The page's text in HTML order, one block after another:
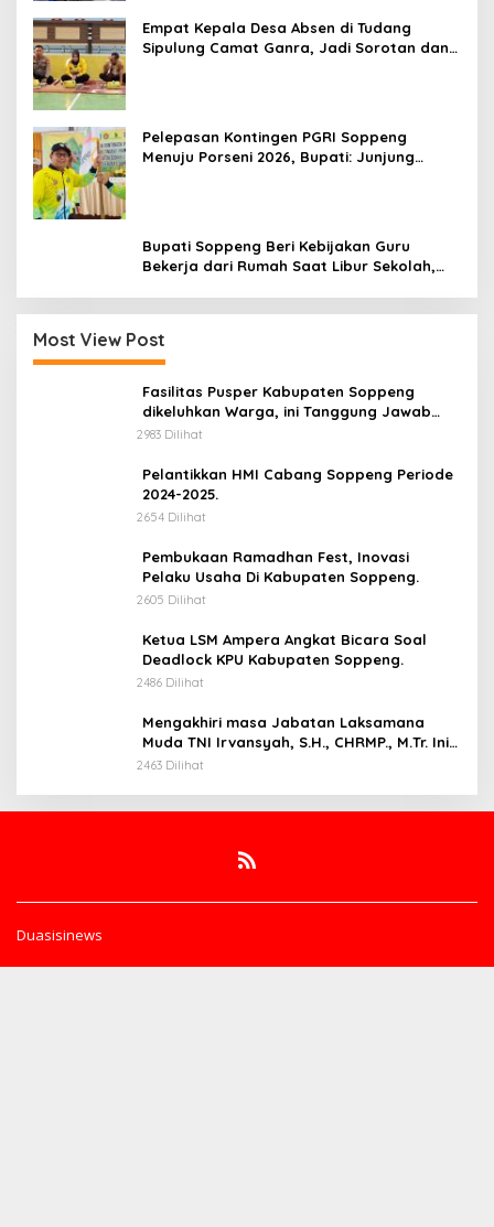
Empat Kepala Desa Absen di Tudang
Sipulung Camat Ganra, Jadi Sorotan dan
Pelepasan Kontingen PGRI Soppeng
Menuju Porseni 2026, Bupati: Junjung
Bupati Soppeng Beri Kebijakan Guru
Bekerja dari Rumah Saat Libur Sekolah,
Most View Post
Fasilitas Pusper Kabupaten Soppeng
dikeluhkan Warga, ini Tanggung Jawab
Siapa.
2983 Dilihat
Pelantikkan HMI Cabang Soppeng Periode
2024-2025.
2654 Dilihat
Pembukaan Ramadhan Fest, Inovasi
Pelaku Usaha Di Kabupaten Soppeng.
2605 Dilihat
Ketua LSM Ampera Angkat Bicara Soal
Deadlock KPU Kabupaten Soppeng.
2486 Dilihat
Mengakhiri masa Jabatan Laksamana
Muda TNI Irvansyah, S.H., CHRMP., M.Tr. Ini
Pesannya.
2463 Dilihat
Duasisinews